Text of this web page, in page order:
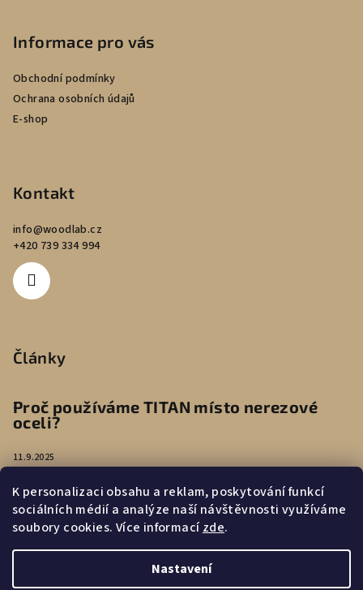
K personalizaci obsahu a reklam, poskytování funkcí
sociálních médií a analýze naší návštěvnosti využíváme
soubory cookies. Více informacízde.
Nastavení
Informace pro vás
Obchodní podmínky
Ochrana osobních údajů
E-shop
Kontakt
info@woodlab.cz
+420 739 334 994
Články
Proč používáme TITAN místo nerezové
oceli?
11.9.2025
Péče o náušnice